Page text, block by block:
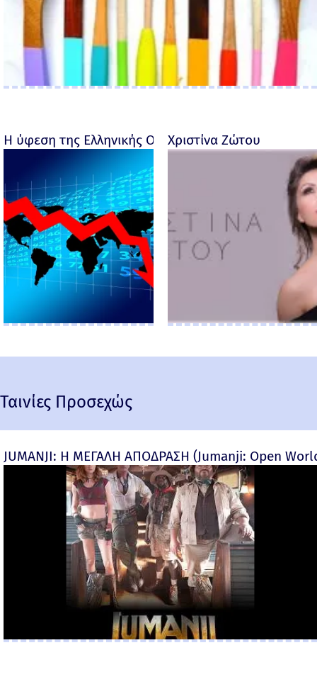
Η ύφεση της Ελληνικής Οικονομίας - Ροσέτος
Χριστίνα Ζώτου
Ταινίες Προσεχώς
JUMANJI: Η ΜΕΓΑΛΗ ΑΠΟΔΡΑΣΗ (Jumanji: Open
×
×
Βίος Αγίου Νεκταρίου Μέρος 4ο